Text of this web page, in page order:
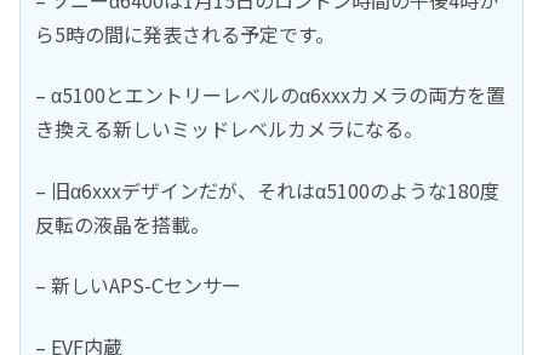
ら5時の間に発表される予定です。
– α5100とエントリーレベルのα6xxxカメラの両方を置
き換える新しいミッドレベルカメラになる。
– 旧α6xxxデザインだが、それはα5100のような180度
反転の液晶を搭載。
– 新しいAPS-Cセンサー
– EVF内蔵